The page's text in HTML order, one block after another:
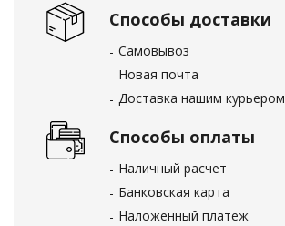
Способы доставки
Самовывоз
Новая почта
Доставка нашим курьером
Способы оплаты
Наличный расчет
Банковская карта
Наложенный платеж